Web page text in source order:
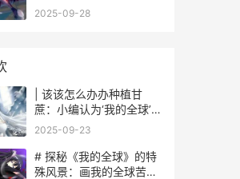
个任务如何做 无主之地4
2025-09-28
| 该该怎么办办种植甘
蔗：小编认为‘我的全球’里
面迈向甜蜜之旅
2025-09-23
# 探秘《我的全球》的特
殊风景：画我的全球苦力